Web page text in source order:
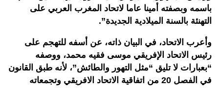
باسمه وبصفته أمينا عاما لاتحاد المغرب العربي على
التهنئة بالسنة الميلادية الجديدة”.
وأعرب الاتحاد، في البيان ذاته، عن أسفه للتهجم على
رئيس الاتحاد الإفريقي موسى فقيه محمد، ووصفه
“بعبارات لا تليق “مثل التهور والطائش”، لأنه طبق القانون
في الفصل 20 من اتفاقية الاتحاد الافريقي وتجمعاته